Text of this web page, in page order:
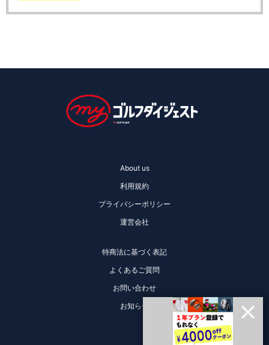
About us
利用規約
プライバシーポリシー
運営会社
特商法に基づく表記
よくあるご質問
お問い合わせ
お知らせ